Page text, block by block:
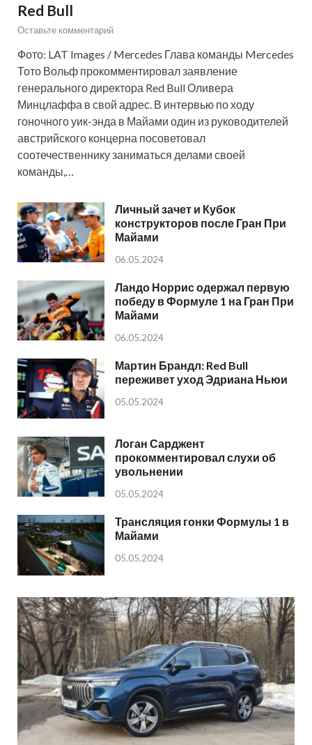
Red Bull
Оставьте комментарий
Фото: LAT Images / Mercedes Глава команды Mercedes
Тото Вольф прокомментировал заявление
генерального директора Red Bull Оливера
Минцлаффа в свой адрес. В интервью по ходу
гоночного уик-энда в Майами один из руководителей
австрийского концерна посоветовал
соотечественнику заниматься делами своей
команды,…
Личный зачет и Кубок
конструкторов после Гран При
Майами
06.05.2024
Ландо Норрис одержал первую
победу в Формуле 1 на Гран При
Майами
06.05.2024
Мартин Брандл: Red Bull
переживет уход Эдриана Ньюи
05.05.2024
Логан Сарджент
прокомментировал слухи об
увольнении
05.05.2024
Трансляция гонки Формулы 1 в
Майами
05.05.2024